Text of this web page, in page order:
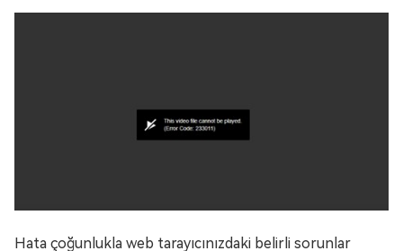
Hata çoğunlukla web tarayıcınızdaki belirli sorunlar